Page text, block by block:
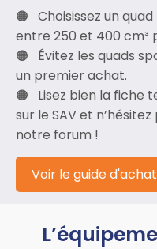
Choisissez un
entre 250 et 400 cm³
Évitez les quads
un premier achat.
Lisez bien la fiche
sur le SAV et
notre forum !
Voir le guide